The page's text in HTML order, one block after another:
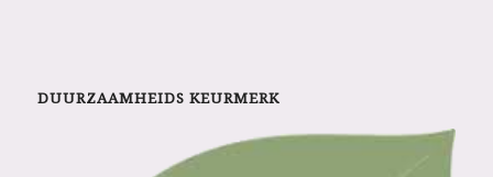
DUURZAAMHEIDS KEURMERK